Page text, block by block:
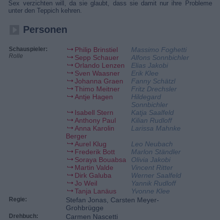
Sex verzichten will, da sie glaubt, dass sie damit nur ihre Probleme
unter den Teppich kehren.
Personen
Schauspieler:
Rolle
Philip Brinstiel
Massimo Foghetti
Sepp Schauer
Alfons Sonnbichler
Orlando Lenzen
Elias Jakobi
Sven Waasner
Erik Klee
Johanna Graen
Fanny Schätzl
Thimo Meitner
Fritz Drechsler
Antje Hagen
Hildegard
Sonnbichler
Isabell Stern
Katja Saalfeld
Anthony Paul
Kilian Rudloff
Anna Karolin
Berger
Larissa Mahnke
Aurel Klug
Leo Neubach
Frederik Bott
Marlon Ständler
Soraya Bouabsa
Olivia Jakobi
Martin Valde
Vincent Ritter
Dirk Galuba
Werner Saalfeld
Jo Weil
Yannik Rudloff
Tanja Lanäus
Yvonne Klee
Regie:
Stefan Jonas, Carsten Meyer-
Grohbrügge
Drehbuch: Carmen Nascetti